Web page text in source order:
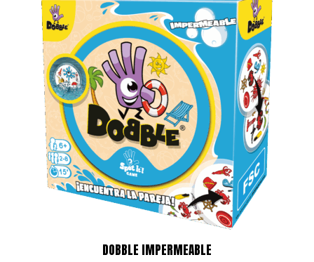
DOBBLE IMPERMEABLE